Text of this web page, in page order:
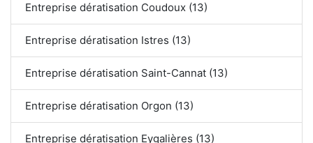
Entreprise dératisation Coudoux (13)
Entreprise dératisation Istres (13)
Entreprise dératisation Saint-Cannat (13)
Entreprise dératisation Orgon (13)
Entreprise dératisation Eygalières (13)